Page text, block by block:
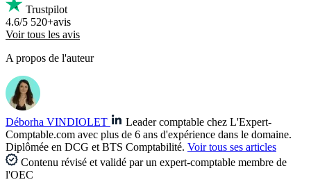
Trustpilot
4.6/5 520+avis
Voir tous les avis
A propos de l'auteur
Déborha VINDIOLET
Leader comptable chez L'Expert-
Comptable.com avec plus de 6 ans d'expérience dans le domaine.
Diplômée en DCG et BTS Comptabilité. Voir tous ses articles
Contenu révisé et validé par un expert-comptable membre de
l'OEC